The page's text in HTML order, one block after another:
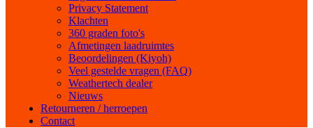
Privacy Statement
Klachten
360 graden foto's
Afmetingen laadruimtes
Beoordelingen (Kiyoh)
Veel gestelde vragen (FAQ)
Weathertech dealer
Nieuws
Retourneren / herroepen
Contact